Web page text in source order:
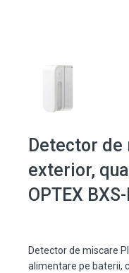
Detector de
exterior,
OPTEX
Detector de miscare
alimentare pe baterii,